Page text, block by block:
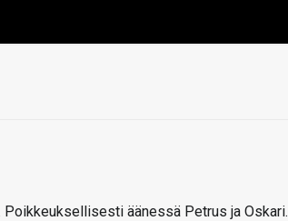
Poikkeuksellisesti äänessä Petrus ja Oskari.